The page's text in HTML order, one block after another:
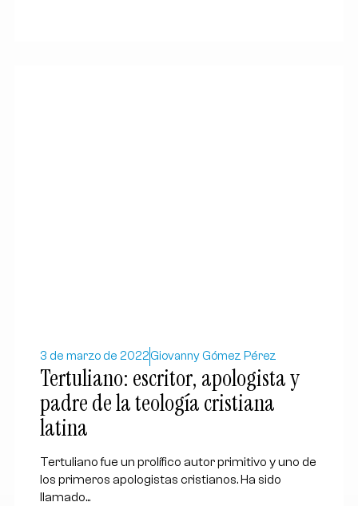
3 de marzo de 2022Giovanny Gómez Pérez
Tertuliano: escritor, apologista y
padre de la teología cristiana
latina
Tertuliano fue un prolífico autor primitivo y uno de
los primeros apologistas cristianos. Ha sido
llamado...